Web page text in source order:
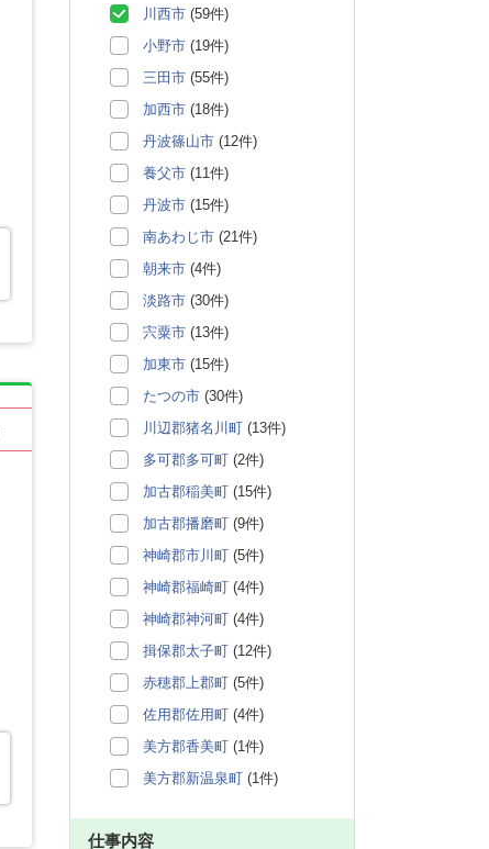
川西市 (59件)
小野市 (19件)
三田市 (55件)
加西市 (18件)
丹波篠山市 (12件)
養父市 (11件)
丹波市 (15件)
南あわじ市 (21件)
朝来市 (4件)
淡路市 (30件)
宍粟市 (13件)
加東市 (15件)
たつの市 (30件)
川辺郡猪名川町 (13件)
多可郡多可町 (2件)
加古郡稲美町 (15件)
加古郡播磨町 (9件)
神崎郡市川町 (5件)
神崎郡福崎町 (4件)
神崎郡神河町 (4件)
揖保郡太子町 (12件)
赤穂郡上郡町 (5件)
佐用郡佐用町 (4件)
美方郡香美町 (1件)
美方郡新温泉町 (1件)
仕事内容